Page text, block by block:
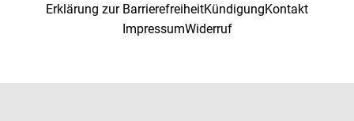
Erklärung zur BarrierefreiheitKündigungKontakt
ImpressumWiderruf